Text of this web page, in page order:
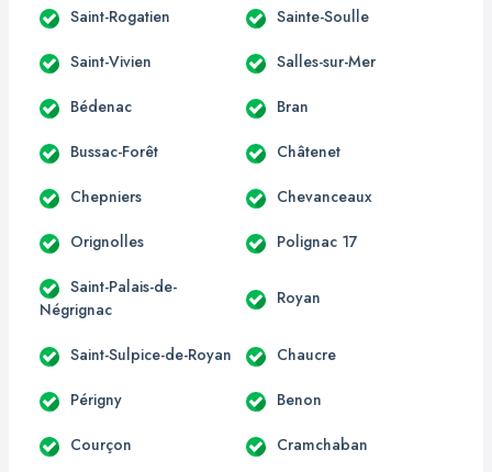
Saint-Rogatien Sainte-Soulle
Saint-Vivien Salles-sur-Mer
Bédenac Bran
Bussac-Forêt Châtenet
Chepniers Chevanceaux
Orignolles Polignac 17
Saint-Palais-de-
Négrignac
Royan
Saint-Sulpice-de-Royan Chaucre
Périgny Benon
Courçon Cramchaban